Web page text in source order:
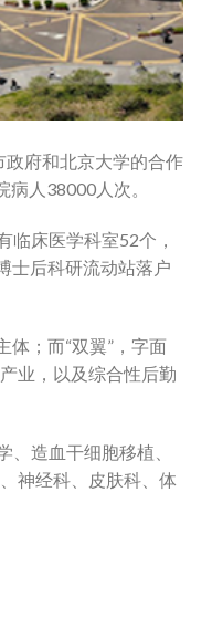
府和北京大学的合作
人38000人次。
床医学科室52个，
士后科研流动站落户
体；而“双翼”，字面
业，以及综合性后勤
造血干细胞移植、
神经科、皮肤科、体